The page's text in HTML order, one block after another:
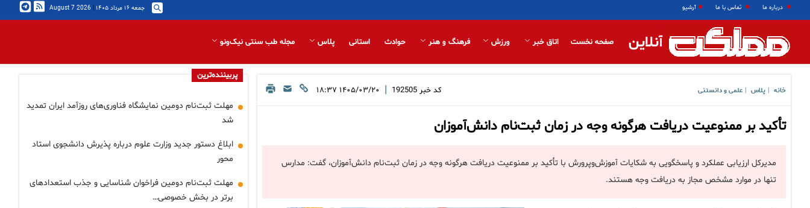
درباره ما تماس با ما آرشیو جمعه ۱۶ مرداد ۱۴۰۵ |
2026 August 7
آنلاین صفحه نخست اتاق خبر ورزش فرهنگ و هنر حوادث استانی پلاس مجله طب سنتی نیک‌ونو
خانه پلاس علمی و دانستنی کد خبر 192505
| ۱۴۰۵/۰۳/۲۰ ۱۸:۳۷
تأکید بر ممنوعیت دریافت هرگونه وجه در زمان ثبت‌نام دانش‌آموزان
مدیرکل ارزیابی عملکرد و پاسخگویی به شکایات آموزش‌وپرورش با تأکید بر ممنوعیت دریافت هرگونه وجه در زمان ثبت‌نام دانش‌آموزان، گفت: مدارس
تنها در موارد مشخص مجاز به دریافت وجه هستند.
پربیننده‌ترین
مهلت ثبت‌نام دومین نمایشگاه فناوری‌های روزآمد ایران تمدید
شد
ابلاغ دستور جدید وزارت علوم درباره پذیرش دانشجوی استاد
محور
مهلت ثبت‌نام دومین فراخوان شناسایی و جذب استعدادهای
برتر در بخش خصوصی…